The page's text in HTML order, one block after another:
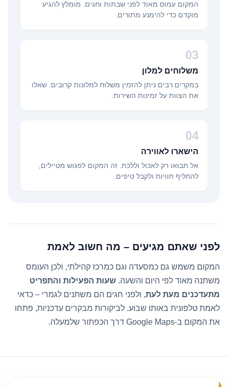
המקום עמוס מאוד לפני שבתות וחגים. מומלץ להגיע
מוקדם כדי להימנע מתורים.
03
משלוחים למלון
במקרים רבים ניתן להזמין משלוח למלונות קרובים. שאלו
את הצוות על זמינות השירות.
04
הישארו לאווירה
אל תבואו רק לאכול וללכת. זה המקום לפגוש מטיילים,
להחליף חוויות ולקבל טיפים.
לפני שאתם מגיעים – מה חשוב לאמת
המקום משמש גם כמסעדה וגם כמרכז קהילתי, ולכן העומס
משתנה מאוד לפי היום והשעה. שעות הפעילות והתפריט
מתעדכנים מעת לעת, ולפני חגים הם משתנים לגמרי – כדאי
לאמת טלפונית באותו שבוע. לביקורות מבקרים עדכניות, פתחו
את המקום ב-Google Maps דרך הכפתור שלמעלה.